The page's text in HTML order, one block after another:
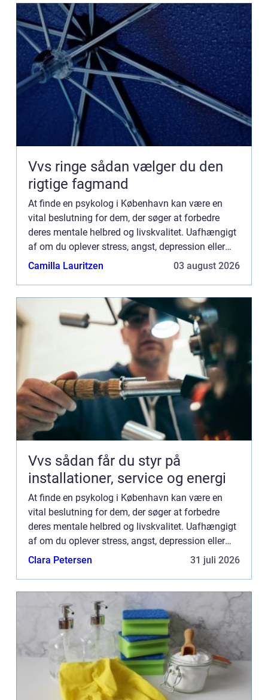
Vvs ringe sådan vælger du den
rigtige fagmand
At finde en psykolog i København kan være en
vital beslutning for dem, der søger at forbedre
deres mentale helbred og livskvalitet. Uafhængigt
af om du oplever stress, angst, depression eller
livskriser, kan professionel ter...
Camilla Lauritzen 03 august 2026
Vvs sådan får du styr på
installationer, service og energi
At finde en psykolog i København kan være en
vital beslutning for dem, der søger at forbedre
deres mentale helbred og livskvalitet. Uafhængigt
af om du oplever stress, angst, depression eller
livskriser, kan professionel ter...
Clara Petersen 31 juli 2026